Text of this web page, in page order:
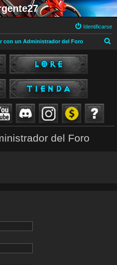
Identificarse
con un Administrador del Foro
del Foro